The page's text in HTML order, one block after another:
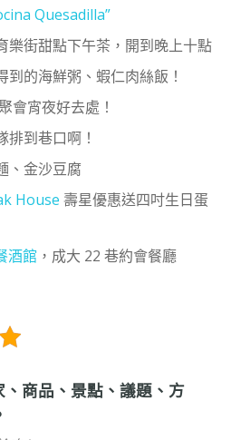
Quesadilla”
樂街甜點下午茶，開到晚上十點
到的海鮮粥、蝦仁肉絲飯！
會宵夜好去處！
到巷口啊！
、金沙豆腐
House 壽星優惠送四吋生日蛋
酒館，成大 22 巷約會餐廳
商品、景點、議題、方